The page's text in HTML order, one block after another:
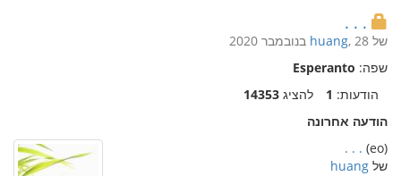
. . .
של huang, 28 בנובמבר 2020
שפה: Esperanto
הודעות: 1 להציג 14353
הודעה אחרונה
(eo)
. . .
של huang